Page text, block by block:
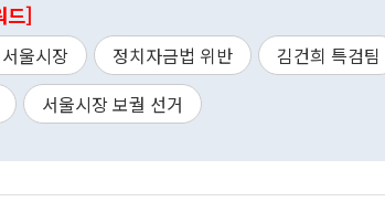
드]
울시장 정치자금법 위반 김건희 특검팀
서울시장 보궐 선거